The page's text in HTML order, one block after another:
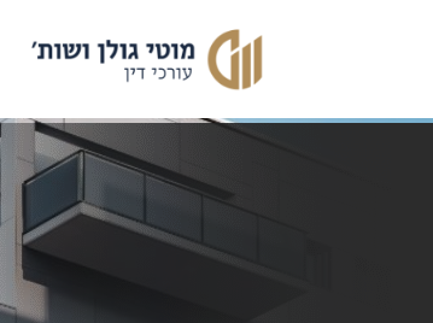
דף הבית אודות המשרד